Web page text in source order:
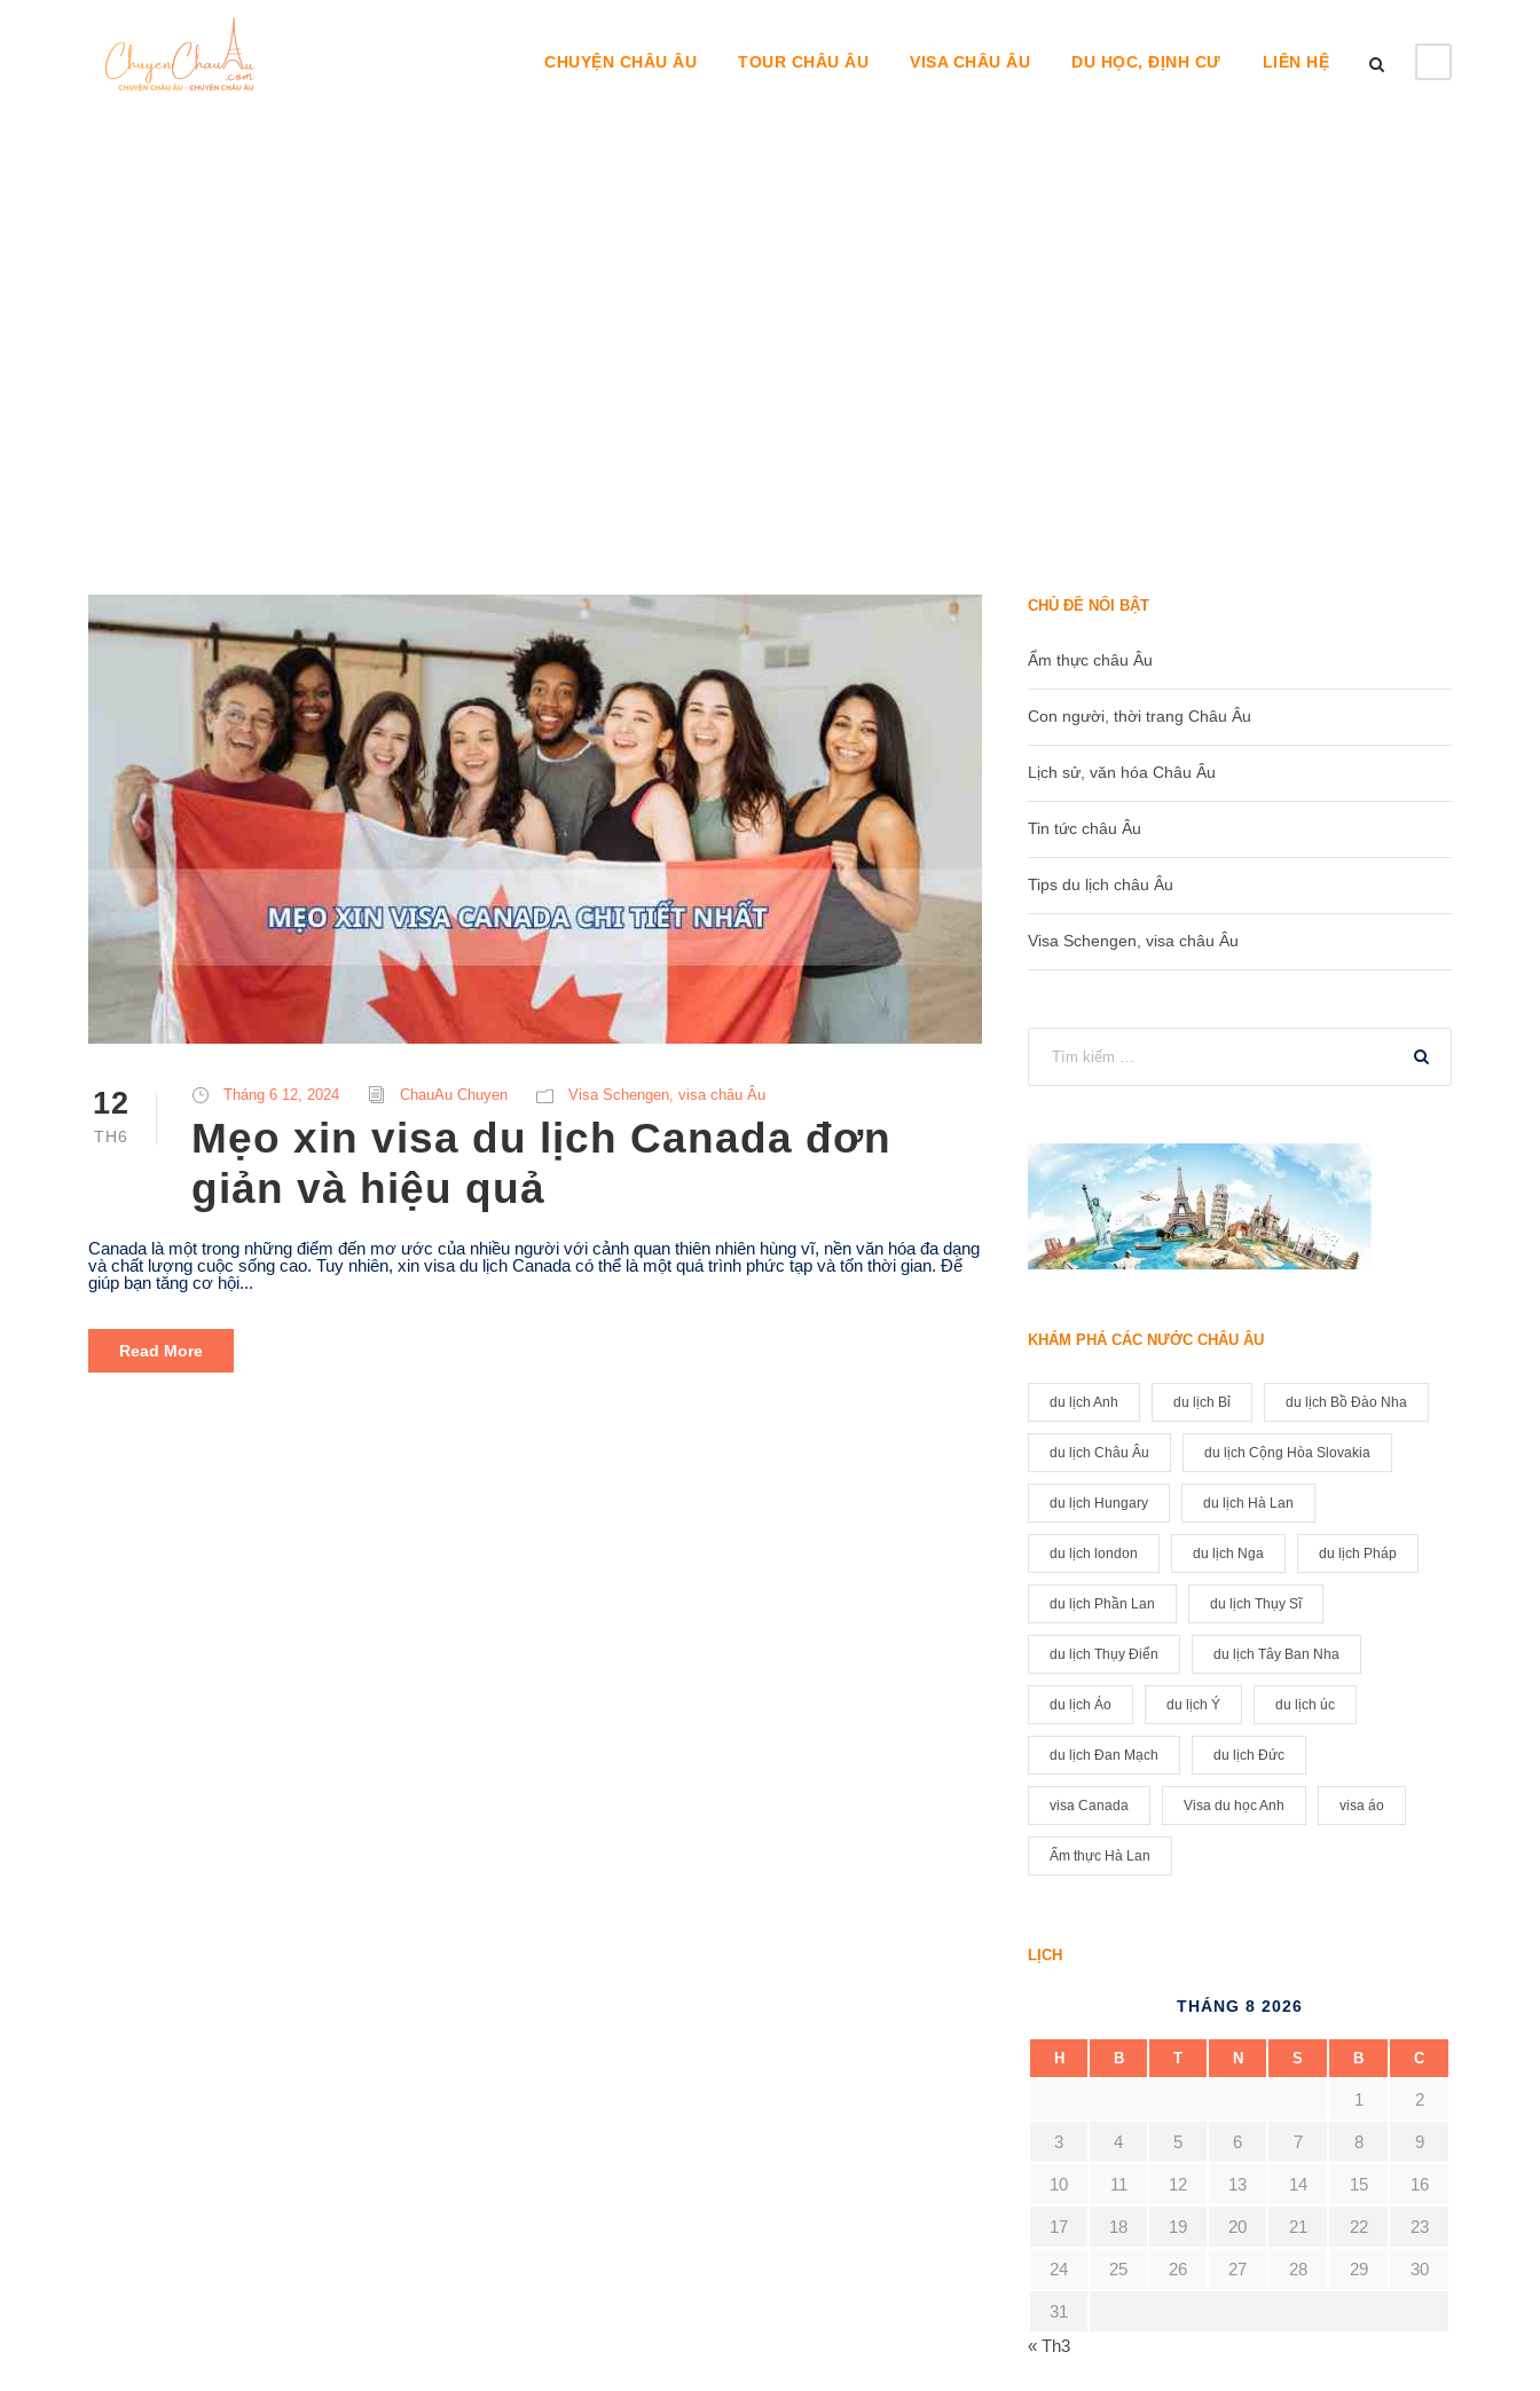
CHUYỆN CHÂU ÂU TOUR CHÂU ÂU VISA CHÂU ÂU DU HỌC, ĐỊNH CƯ LIÊN HỆ
12
TH6
Tháng 6 12, 2024 ChauAu Chuyen Visa Schengen, visa châu Âu
Mẹo xin visa du lịch Canada đơn
giản và hiệu quả
Canada là một trong những điểm đến mơ ước của nhiều người với cảnh quan thiên nhiên hùng vĩ, nền văn hóa đa dạng
và chất lượng cuộc sống cao. Tuy nhiên, xin visa du lịch Canada có thể là một quá trình phức tạp và tốn thời gian. Để
giúp bạn tăng cơ hội...
Read More
CHỦ ĐỀ NỔI BẬT
Ẩm thực châu Âu
Con người, thời trang Châu Âu
Lịch sử, văn hóa Châu Âu
Tin tức châu Âu
Tips du lịch châu Âu
Visa Schengen, visa châu Âu
KHÁM PHÁ CÁC NƯỚC CHÂU ÂU
du lịch Anh du lịch Bỉ du lịch Bồ Đào Nha
du lịch Châu Âu du lịch Cộng Hòa Slovakia
du lịch Hungary du lịch Hà Lan
du lịch london du lịch Nga du lịch Pháp
du lịch Phần Lan du lịch Thụy Sĩ
du lịch Thụy Điển du lịch Tây Ban Nha
du lịch Áo du lịch Ý du lịch úc
du lịch Đan Mạch du lịch Đức
visa Canada Visa du học Anh visa áo
Ẩm thực Hà Lan
LỊCH
THÁNG 8 2026
H B T N S B C
1 2
3 4 5 6 7 8 9
10 11 12 13 14 15 16
17 18 19 20 21 22 23
24 25 26 27 28 29 30
31
« Th3